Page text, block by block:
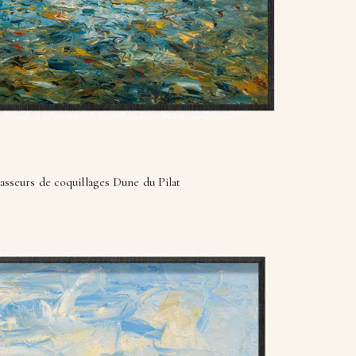
de coquillages Dune du Pilat